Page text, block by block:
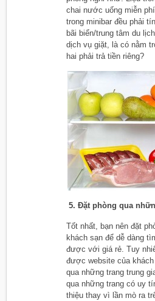
chai nước uống miễn
trong minibar đều phải
bãi biển/trung tâm du
dịch vụ giặt, là có nằm
hai phải trả tiền riêng?
5. Đặt phòng qua
Tốt nhất, bạn nên đặt
khách sạn để dễ dàng
được với giá rẻ. Tuy
được website của
qua những trang trung
qua những trang có uy
thiệu thay vì lần mò ra